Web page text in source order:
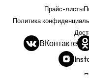
Прайс-листы
Политика
ВКонтакте